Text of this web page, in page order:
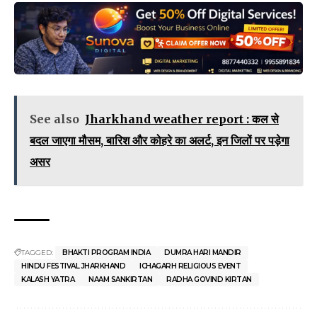
See also Jharkhand weather report : कल से
बदल जाएगा मौसम, बारिश और कोहरे का अलर्ट, इन जिलों पर पड़ेगा
असर
TAGGED: BHAKTI PROGRAM INDIA
DUMRA HARI MANDIR
HINDU FESTIVAL JHARKHAND
ICHAGARH RELIGIOUS EVENT
KALASH YATRA
NAAM SANKIRTAN RADHA GOVIND KIRTAN